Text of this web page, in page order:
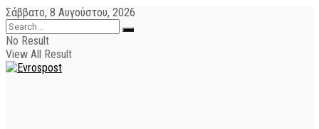
Σάββατο, 8 Αυγούστου, 2026
No Result
View All Result